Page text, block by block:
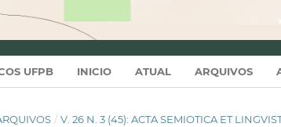
UFPB INICIO ATUAL ARQUIVOS
/ V. 26 N. 3 (45): ACTA SEMIOTICA ET